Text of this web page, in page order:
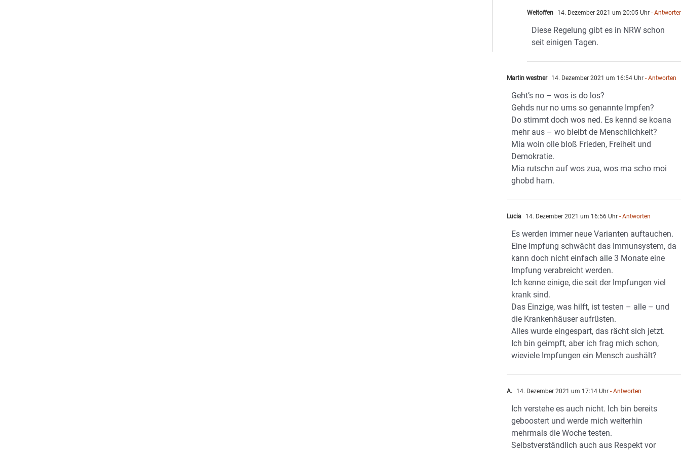
Weltoffen 14. Dezember 2021 um 20:05 Uhr -
Diese Regelung gibt es in NRW schon
seit einigen Tagen.
Martin westner 14. Dezember 2021 um 16:54 Uhr - Antworten
Geht’s no – wos is do los?
Gehds nur no ums so genannte Impfen?
Do stimmt doch wos ned. Es kennd se koana
mehr aus – wo bleibt de Menschlichkeit?
Mia woin olle bloß Frieden, Freiheit und
Demokratie.
Mia rutschn auf wos zua, wos ma scho moi
ghobd ham.
Lucia 14. Dezember 2021 um 16:56 Uhr - Antworten
Es werden immer neue Varianten auftauchen.
Eine Impfung schwächt das Immunsystem, da
kann doch nicht einfach alle 3 Monate eine
Impfung verabreicht werden.
Ich kenne einige, die seit der Impfungen viel
krank sind.
Das Einzige, was hilft, ist testen – alle – und
die Krankenhäuser aufrüsten.
Alles wurde eingespart, das rächt sich jetzt.
Ich bin geimpft, aber ich frag mich schon,
wieviele Impfungen ein Mensch aushält?
A. 14. Dezember 2021 um 17:14 Uhr - Antworten
Ich verstehe es auch nicht. Ich bin bereits
geboostert und werde mich weiterhin
mehrmals die Woche testen.
Selbstverständlich auch aus Respekt vor